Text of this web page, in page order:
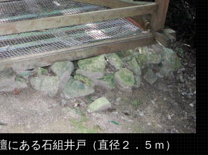
にある石組井戸（直径２．５ｍ）